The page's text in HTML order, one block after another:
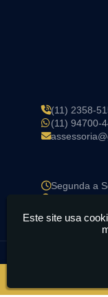
(11) 2358-
(11) 94700-
Segunda a
© 2026
Este site usa